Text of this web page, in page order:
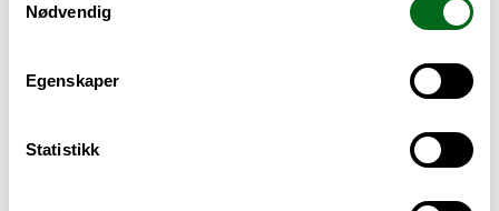
Nødvendig
Egenskaper
Statistikk
Innovasjonsprisen, Pris til yngre forsker,
studentmiljøprisen
. Seremonien, som også
professorer og meritterte undervisere,
ledes av rektoratet og det vil være musikk